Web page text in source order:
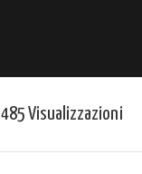
485 Visualizzazioni